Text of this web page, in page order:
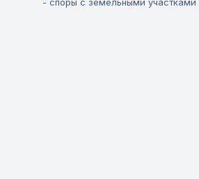
- споры с земельными участками